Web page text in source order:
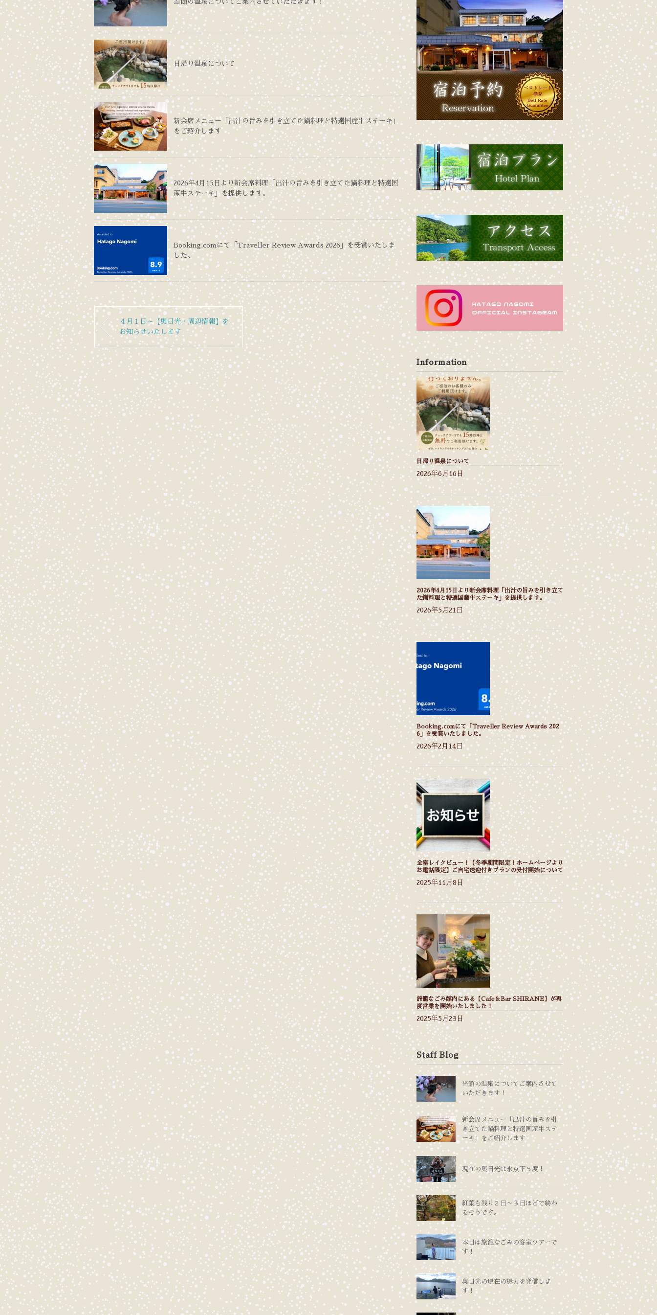
当館の温泉についてご案内させていただきます！
日帰り温泉について
新会席メニュー「出汁の旨みを引き立てた鍋料理と特選国産牛ステーキ」
をご紹介します
2026年4月15日より新会席料理「出汁の旨みを引き立てた鍋料理と特選国
産牛ステーキ」を提供します。
Booking.comにて「Traveller Review Awards 2026」を受賞いたしま
した。
４月１日～【奥日光・周辺情報】を
お知らせいたします
Information
日帰り温泉について
2026年6月16日
2026年4月15日より新会席料理「出汁の旨みを引き立て
た鍋料理と特選国産牛ステーキ」を提供します。
2026年5月21日
Booking.comにて「Traveller Review Awards 202
6」を受賞いたしました。
2026年2月14日
全室レイクビュー！【冬季期間限定！ホームページより
お電話限定】ご自宅送迎付きプランの受付開始について
2025年11月8日
旅籠なごみ館内にある【Cafe＆Bar SHIRANE】が再
度営業を開始いたしました！
2025年5月23日
Staff Blog
当館の温泉についてご案内させて
いただきます！
新会席メニュー「出汁の旨みを引
き立てた鍋料理と特選国産牛ステ
ーキ」をご紹介します
現在の奥日光は氷点下５度！
紅葉も残り２日～３日ほどで終わ
るそうです。
本日は旅籠なごみの客室ツアーで
す！
奥日光の現在の魅力を発信しま
す！